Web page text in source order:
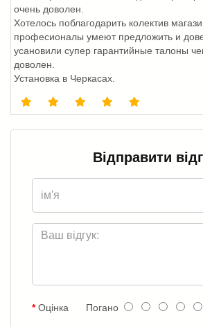
очень доволен.
Хотелось поблагодарить колектив
професионалы умеют предложить и
усановили супер гарантийные талоны
доволен.
Установка в Черкасах.
Відправити
Оцінка Погано